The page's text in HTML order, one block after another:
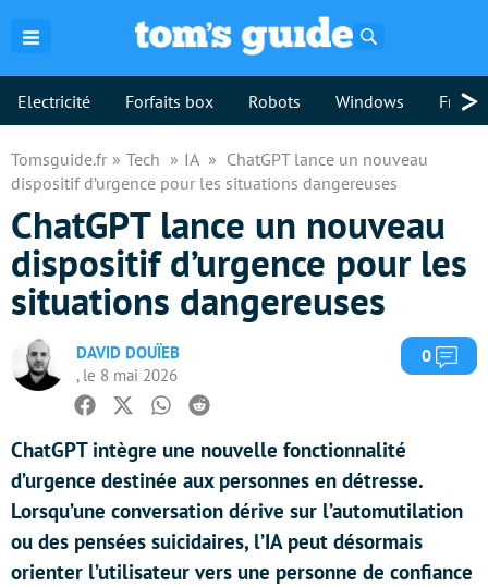
Electricité Forfaits box Robots Windows >
Tomsguide.fr Tech IA
ChatGPT lance un nouveau
dispositif d’urgence pour les situations dangereuses
ChatGPT lance un nouveau
dispositif d’urgence pour les
situations dangereuses
DAVID DOUÏEB
, le 8 mai 2026
0
Facebook
TwitterWhatsapp
Reddit
ChatGPT intègre une nouvelle fonctionnalité
d’urgence destinée aux personnes en détresse.
Lorsqu’une conversation dérive sur l’automutilation
ou des pensées suicidaires, l’IA peut désormais
orienter l’utilisateur vers une personne de confiance